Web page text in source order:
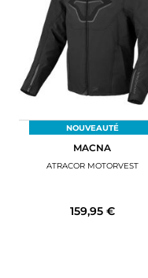
NOUVEAUTÉ
MACNA
ATRACOR MOTORVEST
159,95 €